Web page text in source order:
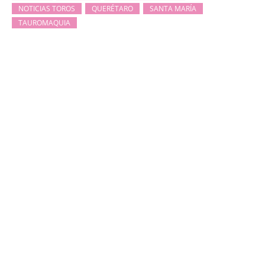
NOTICIAS TOROS
QUERÉTARO
SANTA MARÍA
TAUROMAQUIA